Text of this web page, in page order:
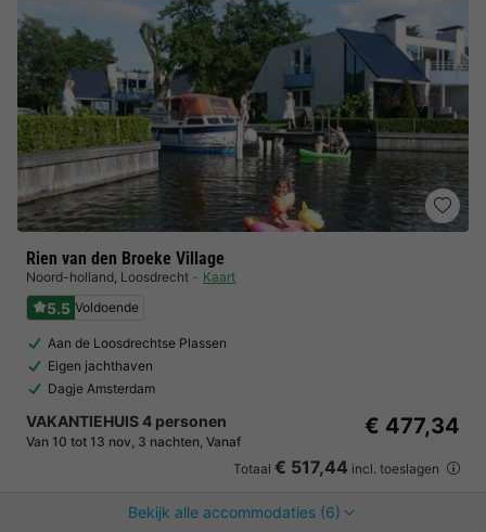
Rien van den Broeke Village
Noord-holland, Loosdrecht Kaart
5.5 Voldoende
Aan de Loosdrechtse Plassen
Eigen jachthaven
Dagje Amsterdam
VAKANTIEHUIS 4 personen
Van 10 tot 13 nov, 3 nachten, Vanaf
€ 477,34
Totaal € 517,44 incl. toeslagen
Bekijk alle accommodaties (6)